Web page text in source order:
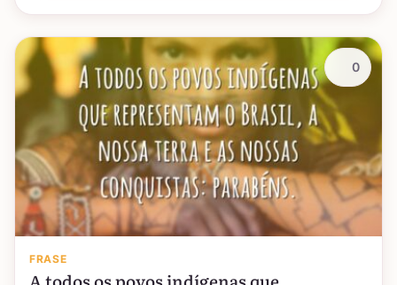
FRASE
0